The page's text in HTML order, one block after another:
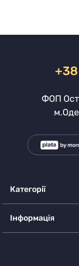
ФОП
Категорії
Інформація